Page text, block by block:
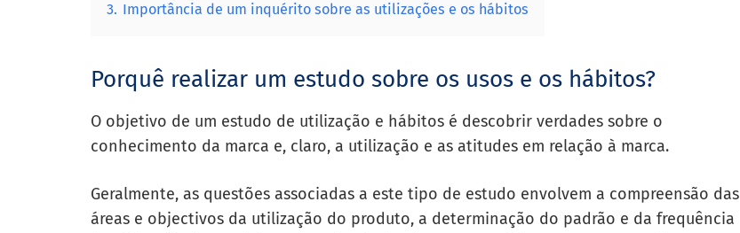
3. Importância de um inquérito sobre as utilizações e os hábitos
Porquê realizar um estudo sobre os usos e os hábitos?
O objetivo de um estudo de utilização e hábitos é descobrir verdades sobre o
conhecimento da marca e, claro, a utilização e as atitudes em relação à marca.
Geralmente, as questões associadas a este tipo de estudo envolvem a compreensão das
áreas e objectivos da utilização do produto, a determinação do padrão e da frequência